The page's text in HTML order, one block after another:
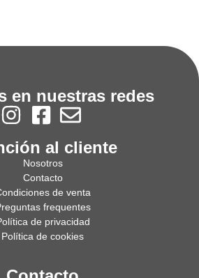
en nuestras redes
al cliente
Nosotros
Contacto
de venta
frequentes
de privacidad
Política de cookies